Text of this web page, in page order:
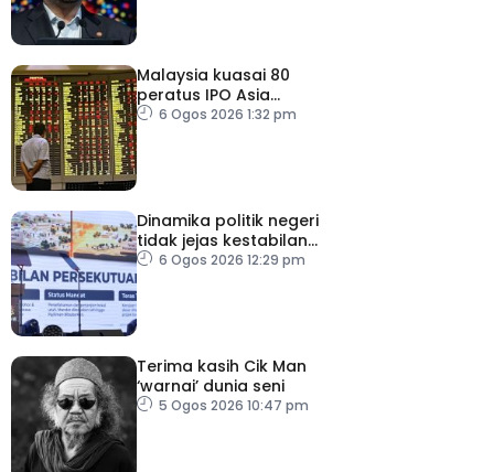
Malaysia kuasai 80
peratus IPO Asia
Tenggara, kumpul AS$1.4
6 Ogos 2026 1:32 pm
Dinamika politik negeri
tidak jejas kestabilan
Kerajaan Perpaduan
6 Ogos 2026 12:29 pm
Terima kasih Cik Man
‘warnai’ dunia seni
5 Ogos 2026 10:47 pm